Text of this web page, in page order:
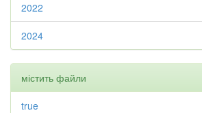
2022
2024
містить файли
true